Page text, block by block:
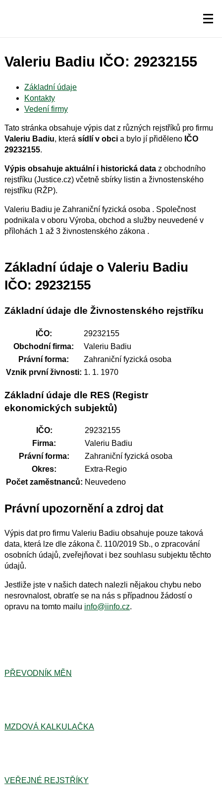
Valeriu Badiu IČO: 29232155
Základní údaje
Kontakty
Vedení firmy
Tato stránka obsahuje výpis dat z různých rejstříků pro firmu
Valeriu Badiu, která sídlí v obci a bylo jí přiděleno IČO
29232155.
Výpis obsahuje aktuální i historická dataz obchodního
rejstříku (Justice.cz) včetně sbírky listin a živnostenského
rejstříku (RŽP).
Valeriu Badiu je Zahraniční fyzická osoba . Společnost
podnikala v oboru Výroba, obchod a služby neuvedené v
přílohách 1 až 3 živnostenského zákona .
Základní údaje o Valeriu Badiu
IČO: 29232155
Základní údaje dle Živnostenského rejstříku
IČO:
29232155
Obchodní firma:
Valeriu Badiu
Právní forma:
Zahraniční fyzická osoba
Vznik první živnosti: 1. 1. 1970
Základní údaje dle RES (Registr
ekonomických subjektů)
IČO:
29232155
Firma:
Valeriu Badiu
Právní forma:
Zahraniční fyzická osoba
Okres:
Extra-Regio
Počet zaměstnanců: Neuvedeno
Právní upozornění a zdroj dat
Výpis dat pro firmu Valeriu Badiu obsahuje pouze taková
data, která lze dle zákona č. 110/2019 Sb., o zpracování
osobních údajů, zveřejňovat i bez souhlasu subjektu těchto
údajů.
Jestliže jste v našich datech nalezli nějakou chybu nebo
nesrovnalost, obratťe se na nás s případnou žádostí o
opravu na tomto mailu info@iinfo.cz.
PŘEVODNÍK MĚN
MZDOVÁ KALKULAČKA
VEŘEJNÉ REJSTŘÍKY